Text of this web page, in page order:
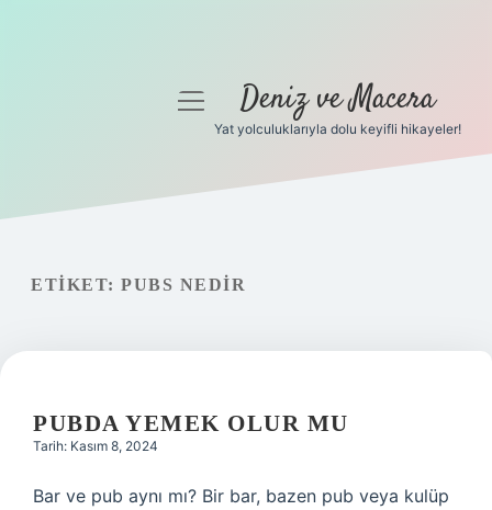
Gizlilik Politikası
menüyüDeniz ve Macera
Yat yolculuklarıyla dolu keyifli hikayeler!
ETIKET: PUBS NEDIR
PUBDA YEMEK OLUR MU
Tarih: Kasım 8, 2024
Bar ve pub aynı mı? Bir bar, bazen pub veya kulüp